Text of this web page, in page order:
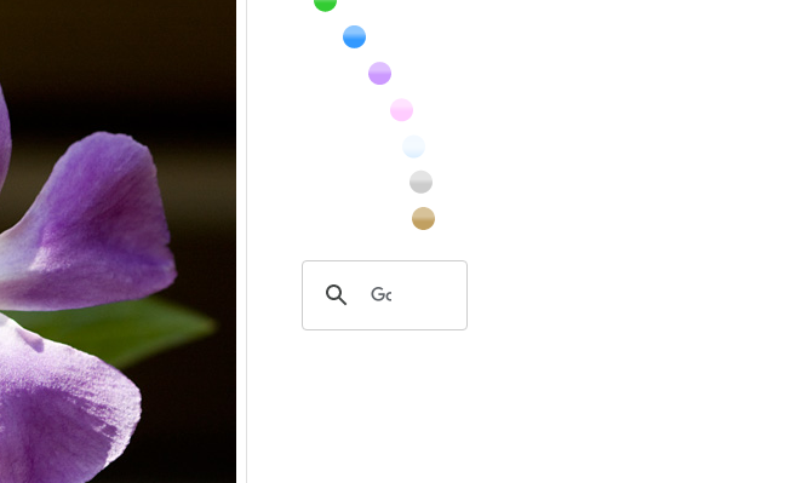
緑色の花のフリー写真素材
青色の花のフリー写真素材
紫色の花のフリー写真素材
白色の花のフリー写真素材
昆虫のフリー写真素材